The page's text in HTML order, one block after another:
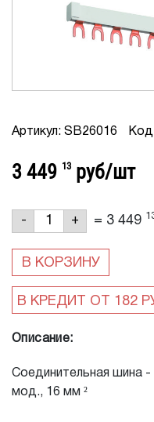
Артикул: SB26016 Код
3 449 13 руб/шт
- + = 3 449
В КОРЗИНУ
Описание:
Соединительная шина
мод., 16 мм ²